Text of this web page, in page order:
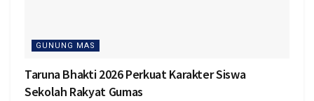
GUNUNG MAS
Taruna Bhakti 2026 Perkuat Karakter Siswa
Sekolah Rakyat Gumas